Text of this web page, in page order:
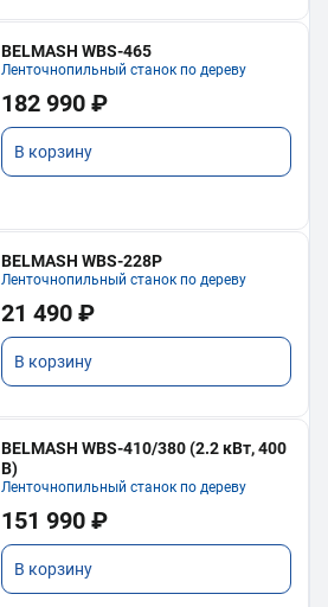
BELMASH WBS-465
Ленточнопильный станок по дереву
182 990 ₽
В корзину
BELMASH WBS-228P
Ленточнопильный станок по дереву
21 490 ₽
В корзину
BELMASH WBS-410/380 (2.2 кВт, 400
В)
Ленточнопильный станок по дереву
151 990 ₽
В корзину